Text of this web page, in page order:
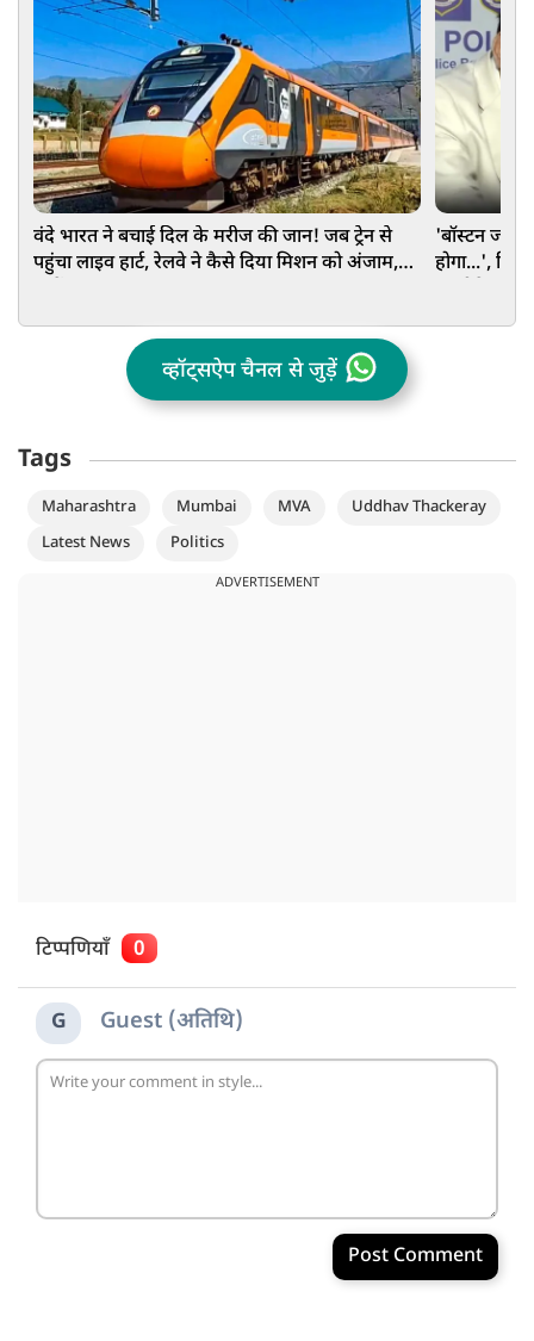
वंदे भारत ने बचाई दिल के मरीज की जान! जब ट्रेन से
पहुंचा लाइव हार्ट, रेलवे ने कैसे दिया मिशन को अंजाम,
'बॉस्टन जाकर
होगा...',
व्हॉट्सऐप चैनल से जुड़ें
Tags
Maharashtra Mumbai MVA
Uddhav Thackeray
Latest News
Politics
ADVERTISEMENT
टिप्पणियाँ 0
G Guest (अतिथि)
Post Comment